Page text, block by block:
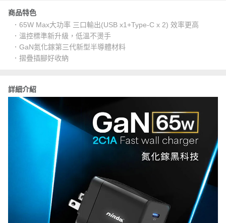
商品特色
．65W Max大功率 三口輸出(USB x1+Type-C x 2) 效率更高
．溫控標準新升級，低溫不燙手
．GaN氮化鎵第三代新型半導體材料
．摺疊插腳好收納
詳細介紹